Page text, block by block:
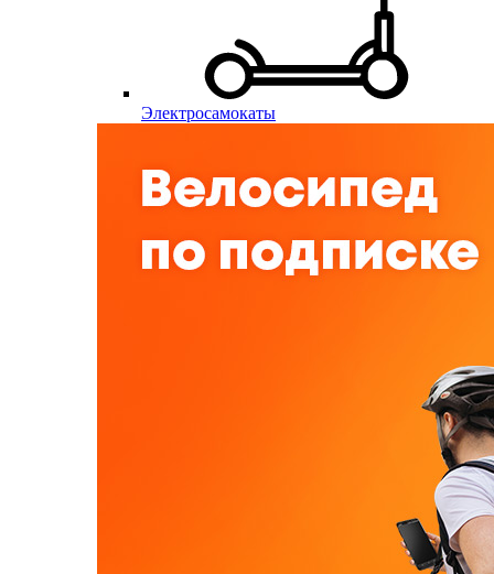
Электросамокаты